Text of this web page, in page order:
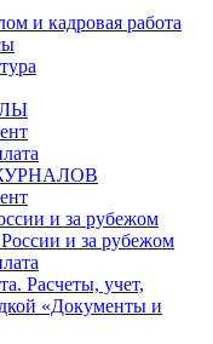
и кадровая работа
и за рубежом
и за рубежом
Расчеты, учет,
«Документы и